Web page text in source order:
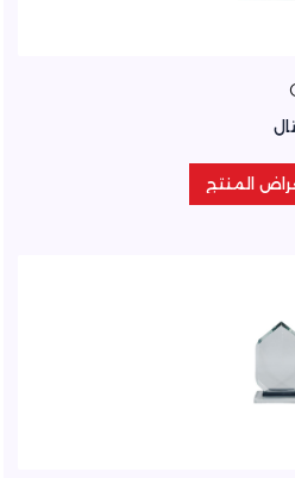
المنتج
المنتج